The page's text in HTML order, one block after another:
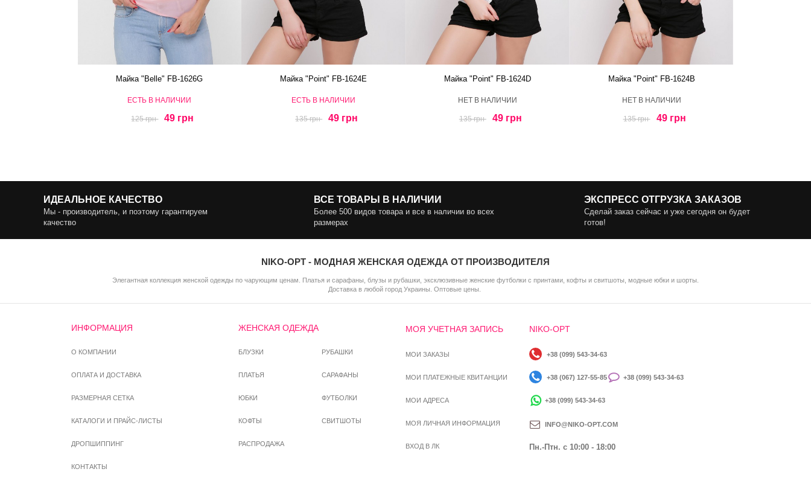
Майка "Belle" FB-1626G
ЕСТЬ В НАЛИЧИИ
125 грн 49 грн
Майка "Point" FB-1624E
ЕСТЬ В НАЛИЧИИ
135 грн 49 грн
Майка "Point" FB-1624D
HЕТ В НАЛИЧИИ
135 грн 49 грн
Майка "Point" FB-1624B
HЕТ В НАЛИЧИИ
135 грн 49 грн
ИДЕАЛЬНОЕ КАЧЕСТВО
Мы - производитель, и поэтому гарантируем
качество
ВСЕ ТОВАРЫ В НАЛИЧИИ
Более 500 видов товара и все в наличии во всех
размерах
ЭКСПРЕСС ОТГРУЗКА ЗАКАЗОВ
Сделай заказ сейчас и уже сегодня он будет
готов!
NIKO-OPT - МОДНАЯ ЖЕНСКАЯ ОДЕЖДА ОТ ПРОИЗВОДИТЕЛЯ
Элегантная коллекция женской одежды по чарующим ценам. Платья и сарафаны, блузы и рубашки, эксклюзивные женские футболки с принтами, кофты и свитшоты, модные юбки и шорты.
Доставка в любой город Украины. Оптовые цены.
ИНФОРМАЦИЯ
О КОМПАНИИ
ОПЛАТА И ДОСТАВКА
РАЗМЕРНАЯ СЕТКА
КАТАЛОГИ И ПРАЙС-ЛИСТЫ
ДРОПШИППИНГ
КОНТАКТЫ
ЖЕНСКАЯ ОДЕЖДА
БЛУЗКИ РУБАШКИ
ПЛАТЬЯ САРАФАНЫ
ЮБКИ ФУТБОЛКИ
КОФТЫ СВИТШОТЫ
РАСПРОДАЖА
МОЯ УЧЕТНАЯ ЗАПИСЬ
МОИ ЗАКАЗЫ
МОИ ПЛАТЕЖНЫЕ КВИТАНЦИИ
МОИ АДРЕСА
МОЯ ЛИЧНАЯ ИНФОРМАЦИЯ
ВХОД В ЛК
NIKO-OPT
+38 (099) 543-34-63
+38 (067) 127-55-85 +38 (099) 543-34-63
+38 (099) 543-34-63
INFO@NIKO-OPT.COM
Пн.-Птн. c 10:00 - 18:00